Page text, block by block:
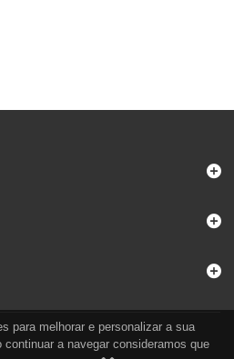
para melhorar e personalizar a sua
a navegar consideramos que